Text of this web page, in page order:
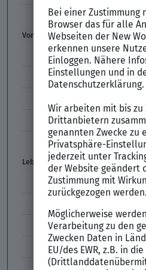
Empfehlungsschreiben
Vorstellungsgespräch
Vorstellungsgespräch Fragen
Schwächen im Vorstellungsgespräch
Vorbereitung Vorstellungsgespräch
Vorstellungsgespräch per Skype
Lebenslauf
Lebenslauf Aufbau und Inhalt
Lebenslauf Englisch Résumé
Lücken im Lebenslauf